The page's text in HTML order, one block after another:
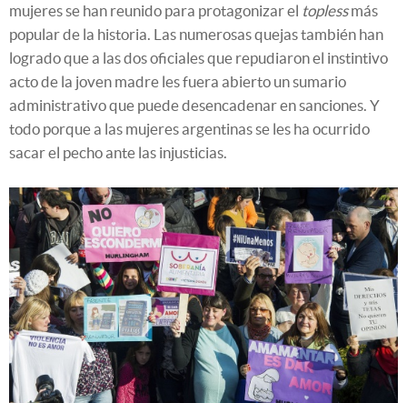
mujeres se han reunido para protagonizar el toplessmás
popular de la historia. Las numerosas quejas también han
logrado que a las dos oficiales que repudiaron el instintivo
acto de la joven madre les fuera abierto un sumario
administrativo que puede desencadenar en sanciones. Y
todo porque a las mujeres argentinas se les ha ocurrido
sacar el pecho ante las injusticias.